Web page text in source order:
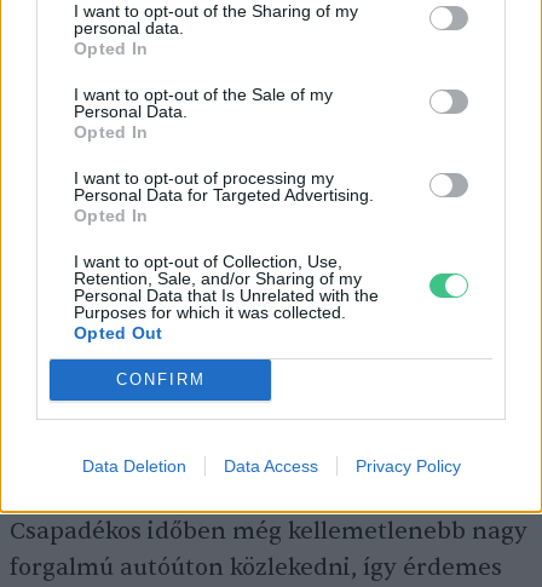
I want to opt-out of the Sharing of my
personal data.
Opted In
I want to opt-out of the Sale of my
Personal Data.
Opted In
I want to opt-out of processing my
Personal Data for Targeted Advertising.
Opted In
I want to opt-out of Collection, Use,
Retention, Sale, and/or Sharing of my
Personal Data that Is Unrelated with the
Purposes for which it was collected.
Opted Out
CONFIRM
Data Deletion Data Access Privacy Policy
igénybe van véve.Csapágyakat, láncot és a
bowdenekettartsuk tisztán. Ha fáradtan is
mindigpucoljuk szárazra
a kerékpárt, és
a tárolás is, lehetőségeinkhez mérten
próbáljuk meg csapadéktól elzárt helyen
tartani. Van néhány kényes terület – például
a kormánycső, üléscső, teleszkóp, váltókarok –
, ahova beszivároghat a
tavaszra rozsdásodást eredményez. Udvari
tárolásnál hasznos lehet motoroknál is
Csapadékos időben még kellemetlenebb nagy
forgalmú autóúton közlekedni, így érdemes